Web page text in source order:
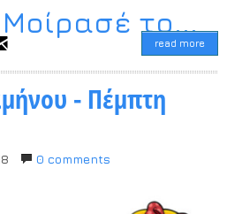
Μοίρασέ το...
read more
- Πέμπτη
0 comments